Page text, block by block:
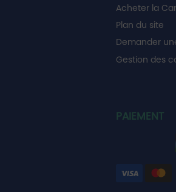
Acheter la
Plan du site
Demander
Gestion des
PAIEMENT